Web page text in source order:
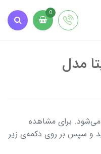
0
مدل
برای مشاهده
و سپس بر روی دکمه‌ی زیر